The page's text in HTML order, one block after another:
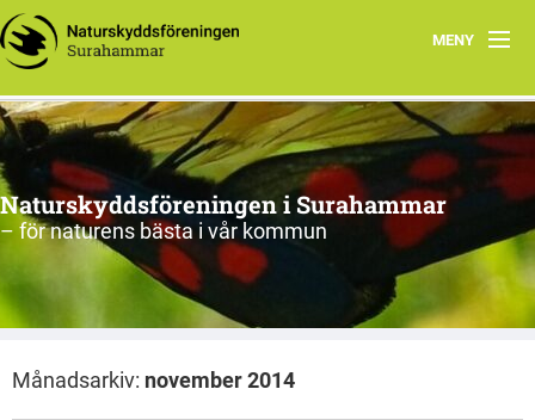
MENY
Hem
Om oss
Aktiviteter
Arkiv
Naturskyddsföreningen i Surahammar
– för naturens bästa i vår kommun
Månadsarkiv: november 2014